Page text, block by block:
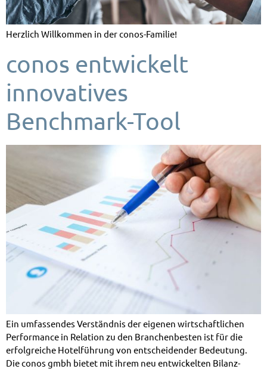
Herzlich Willkommen in der conos-Familie!
conos entwickelt
innovatives
Benchmark-Tool
Ein umfassendes Verständnis der eigenen wirtschaftlichen
Performance in Relation zu den Branchenbesten ist für die
erfolgreiche Hotelführung von entscheidender Bedeutung.
Die conos gmbh bietet mit ihrem neu entwickelten Bilanz-